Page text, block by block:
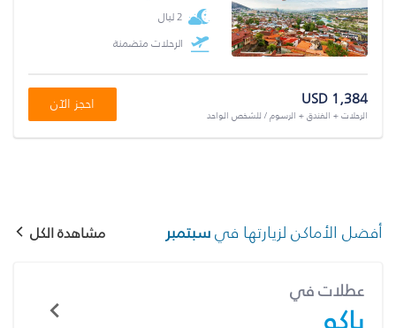
2 ليال
الرحلات متضمنة
USD 1,384
الرحلات + الفندق + الرسوم / للشخص الواحد
احجز الآن
أفضل الأماكن لزيارتها فيسبتمبر مشاهدة الكل
عطلات في